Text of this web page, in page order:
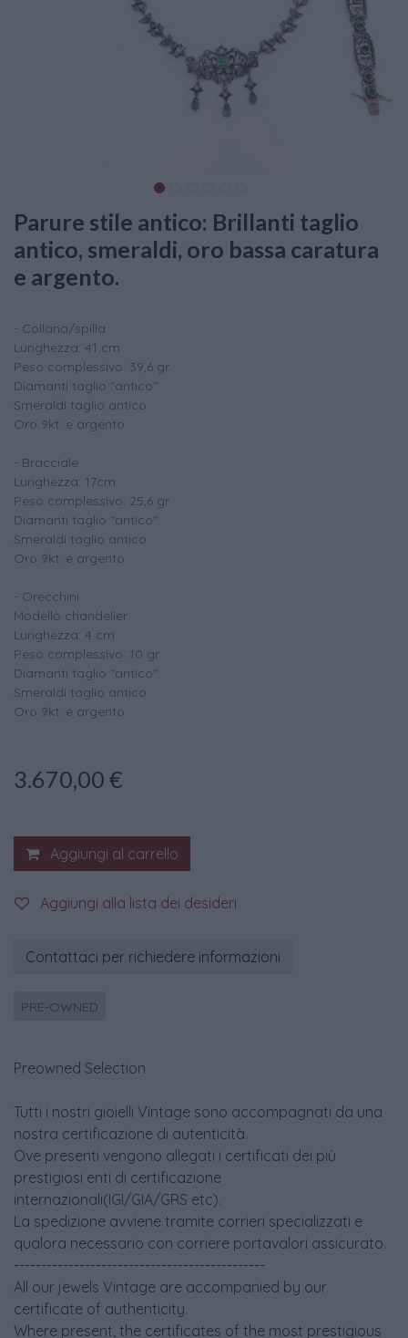
Parure stile antico: Brillanti taglio
antico, smeraldi, oro bassa caratura
e argento.
- Collana/spilla
Lunghezza: 41 cm
Peso complessivo: 39,6 gr
Diamanti taglio "antico"
Smeraldi taglio antico
Oro 9kt. e argento
- Bracciale
Lunghezza: 17cm
Peso complessivo: 25,6 gr
Diamanti taglio "antico"
Smeraldi taglio antico
Oro 9kt. e argento
- Orecchini
Modello chandelier
Lunghezza: 4 cm
Peso complessivo: 10 gr
Diamanti taglio "antico"
Smeraldi taglio antico
Oro 9kt. e argento
3.670,00 €
Aggiungi al carrello
Aggiungi alla lista dei desideri
Contattaci per richiedere informazioni
PRE-OWNED
Preowned Selection
Tutti i nostri gioielli Vintage sono accompagnati da una
nostra certificazione di autenticità.
Ove presenti vengono allegati i certificati dei più
prestigiosi enti di certificazione
internazionali(IGI/GIA/GRS etc).
La spedizione avviene tramite corrieri specializzati e
qualora necessario con corriere portavalori assicurato.
----------------------------------------------
All our jewels Vintage are accompanied by our
certificate of authenticity.
Where present, the certificates of the most prestigious